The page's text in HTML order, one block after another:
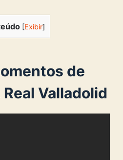
[Exibir]
de
Valladolid